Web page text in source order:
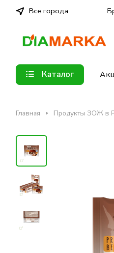
Все города
Каталог
Главная Продукты ЗОЖ в